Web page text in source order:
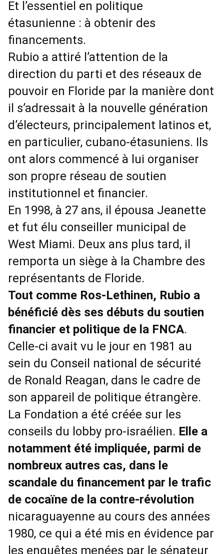
Et l’essentiel en politique
étasunienne : à obtenir des
financements.
Rubio a attiré l’attention de la
direction du parti et des réseaux de
pouvoir en Floride par la manière dont
il s’adressait à la nouvelle génération
d’électeurs, principalement latinos et,
en particulier, cubano-étasuniens. Ils
ont alors commencé à lui organiser
son propre réseau de soutien
institutionnel et financier.
En 1998, à 27 ans, il épousa Jeanette
et fut élu conseiller municipal de
West Miami. Deux ans plus tard, il
remporta un siège à la Chambre des
représentants de Floride.
Tout comme Ros-Lethinen, Rubio a
bénéficié dès ses débuts du soutien
financier et politique de la FNCA.
Celle-ci avait vu le jour en 1981 au
sein du Conseil national de sécurité
de Ronald Reagan, dans le cadre de
son appareil de politique étrangère.
La Fondation a été créée sur les
conseils du lobby pro-israélien. Elle a
notamment été impliquée, parmi de
nombreux autres cas, dans le
scandale du financement par le trafic
de cocaïne de la contre-révolution
nicaraguayenne au cours des années
1980, ce qui a été mis en évidence par
les enquêtes menées par le sénateur